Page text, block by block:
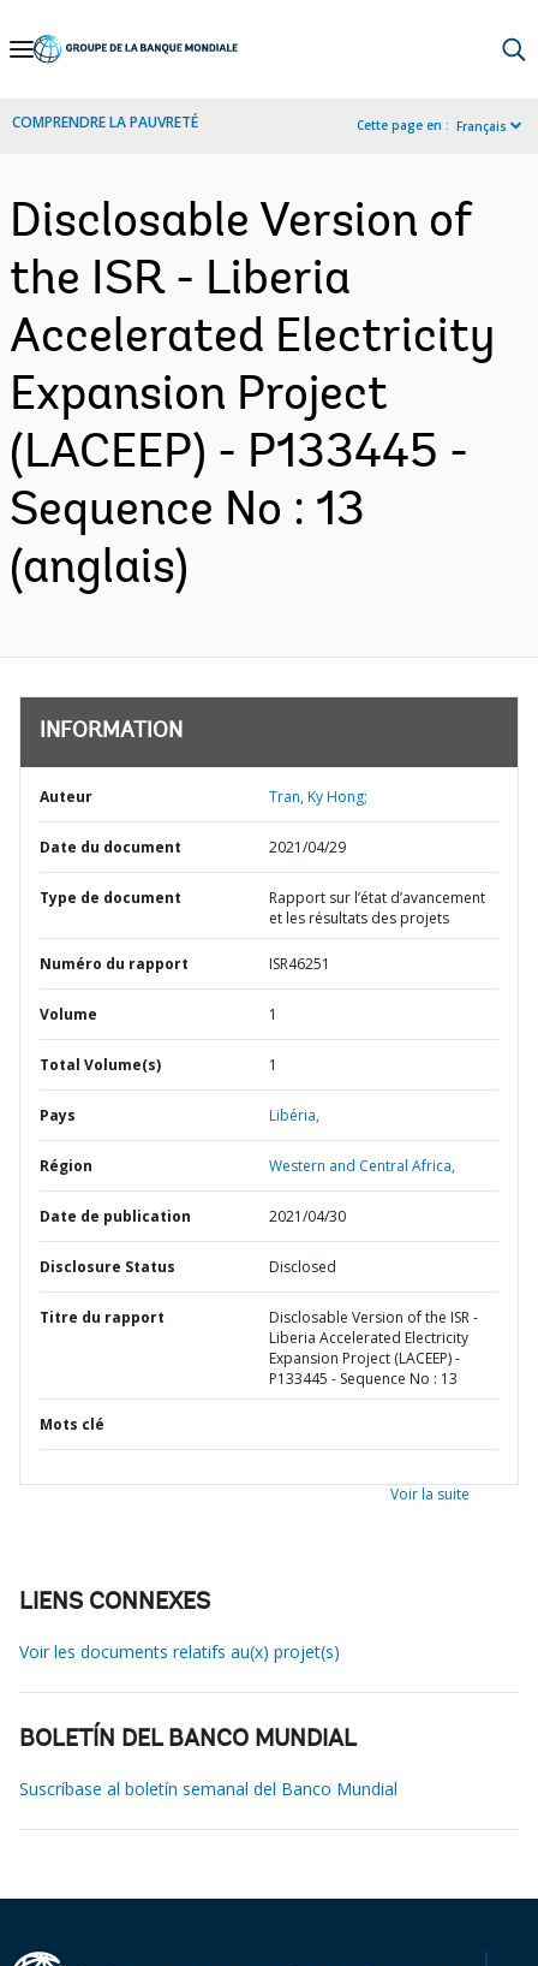
Skip
Navigation
COMPRENDRE LA PAUVRETÉ Cette page en : Français
Disclosable Version of
the ISR - Liberia
Accelerated Electricity
Expansion Project
(LACEEP) - P133445 -
Sequence No : 13
(anglais)
INFORMATION
Auteur Tran, Ky Hong;
Date du document 2021/04/29
Type de document
Rapport sur l’état d’avancement
et les résultats des projets
Numéro du rapport ISR46251
Volume 1
Total Volume(s) 1
Pays Libéria,
Région Western and Central Africa,
Date de publication 2021/04/30
Disclosure Status Disclosed
Titre du rapport
Disclosable Version of the ISR -
Liberia Accelerated Electricity
Expansion Project (LACEEP) -
P133445 - Sequence No : 13
Mots clé
Voir la suite
LIENS CONNEXES
Voir les documents relatifs au(x) projet(s)
BOLETÍN DEL BANCO MUNDIAL
Suscríbase al boletín semanal del Banco Mundial